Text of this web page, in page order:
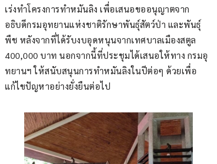
เร่งทำโครงการทำหมันลิง เพื่อเสนอขออนุญาตจาก
อธิบดีกรมอุทยานแห่งชาติรักษาพันธุ์สัตว์ป่า และพันธุ์
พืช หลังจากที่ได้รับงบอุดหนุนจากเทศบาลเมืองสตูล
400,000 บาท นอกจากนี้ที่ประชุมได้เสนอให้ทาง กรมอุ
ทยานฯ ให้สนับสนุนการทำหมันลิงในปีต่อๆ ด้วยเพื่อ
แก้ไขปัญหาอย่างยั่งยืนต่อไป